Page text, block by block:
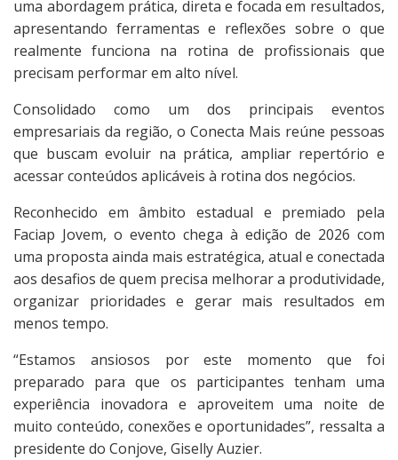
uma abordagem prática, direta e focada em resultados,
apresentando ferramentas e reflexões sobre o que
realmente funciona na rotina de profissionais que
precisam performar em alto nível.
Consolidado como um dos principais eventos
empresariais da região, o Conecta Mais reúne pessoas
que buscam evoluir na prática, ampliar repertório e
acessar conteúdos aplicáveis à rotina dos negócios.
Reconhecido em âmbito estadual e premiado pela
Faciap Jovem, o evento chega à edição de 2026 com
uma proposta ainda mais estratégica, atual e conectada
aos desafios de quem precisa melhorar a produtividade,
organizar prioridades e gerar mais resultados em
menos tempo.
“Estamos ansiosos por este momento que foi
preparado para que os participantes tenham uma
experiência inovadora e aproveitem uma noite de
muito conteúdo, conexões e oportunidades”, ressalta a
presidente do Conjove, Giselly Auzier.